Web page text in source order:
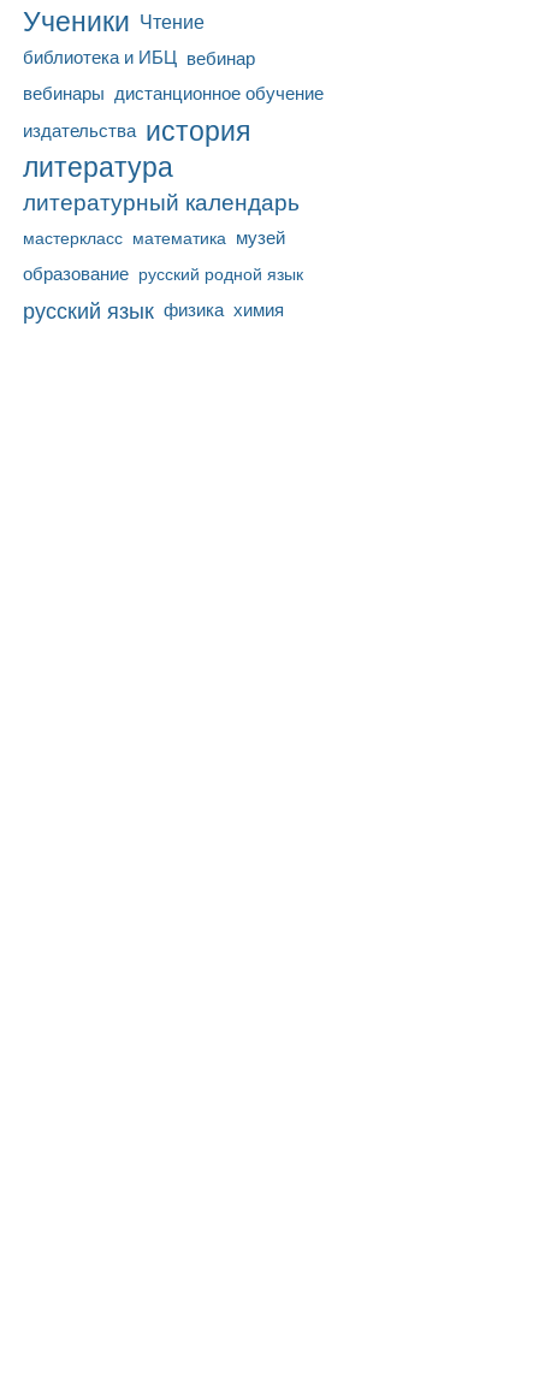
Ученики Чтение
библиотека и ИБЦ вебинар
вебинары дистанционное обучение
издательства история
литература
литературный календарь
мастеркласс математика музей
образование русский родной язык
русский язык физика химия